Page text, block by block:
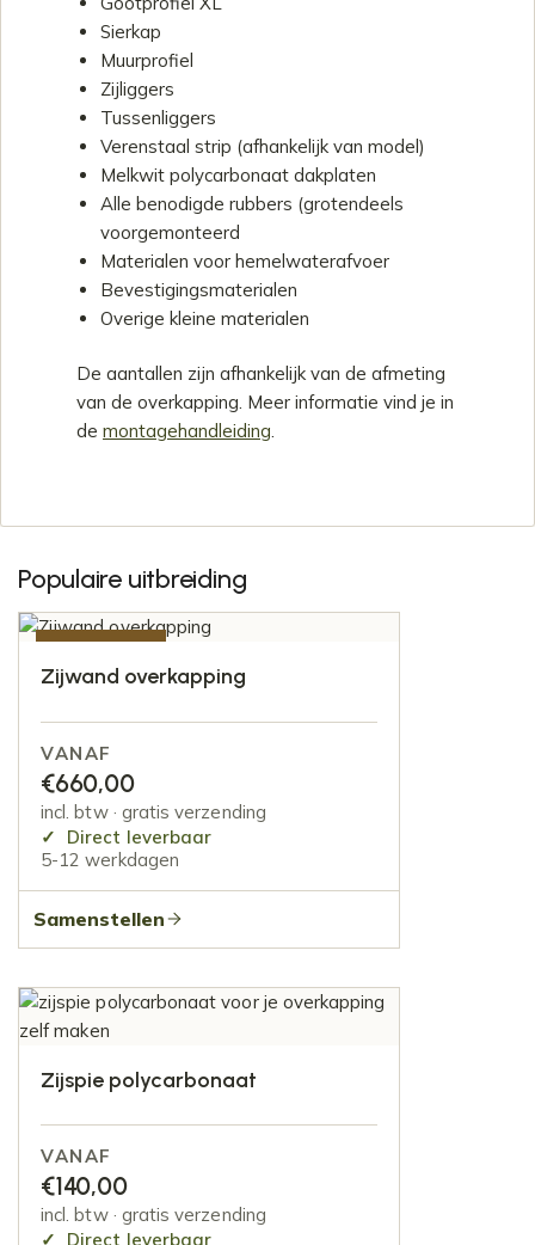
Sierkap
Muurprofiel
Zijliggers
Tussenliggers
Verenstaal strip (afhankelijk van model)
Melkwit polycarbonaat dakplaten
Alle benodigde rubbers (grotendeels
voorgemonteerd
Materialen voor hemelwaterafvoer
Bevestigingsmaterialen
Overige kleine materialen
De aantallen zijn afhankelijk van de afmeting
van de overkapping. Meer informatie vind je in
de montagehandleiding
Populaire uitbreiding
Zijwand overkapping
VANAF
€660,00
incl. btw · gratis verzending
Direct leverbaar
5-12 werkdagen
Samenstellen
Zijspie polycarbonaat
VANAF
€140,00
incl. btw · gratis verzending
Direct leverbaar